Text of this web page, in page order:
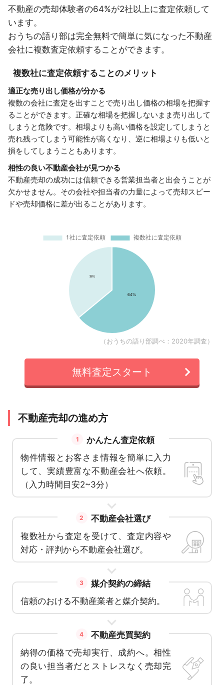
不動産の売却体験者の64%が2社以上に査定依頼して
います。
おうちの語り部は完全無料で簡単に気になった不動産
会社に複数査定依頼することができます。
複数社に査定依頼することのメリット
適正な売り出し価格が分かる
複数の会社に査定を出すことで売り出し価格の相場を把握す
ることができます。正確な相場を把握しないまま売り出して
しまうと危険です。相場よりも高い価格を設定してしまうと
売れ残ってしまう可能性が高くなり、逆に相場よりも低いと
損をしてしまうこともあります。
相性の良い不動産会社が見つかる
不動産売却の成功には信頼できる営業担当者と出会うことが
欠かせません。その会社や担当者の力量によって売却スピー
ドや売却価格に差が出ることがあります。
（おうちの語り部調べ：2020年調査）
無料査定スタート
不動産売却の進め方
1
かんたん査定依頼
物件情報とお客さま情報を簡単に入力
して、実績豊富な不動産会社へ依頼。
（入力時間目安2~3分）
2
不動産会社選び
複数社から査定を受けて、査定内容や
対応・評判から不動産会社選び。
3
媒介契約の締結
信頼のおける不動産業者と媒介契約。
4
不動産売買契約
納得の価格で売却実行、成約へ。相性
の良い担当者だとストレスなく売却完
了。